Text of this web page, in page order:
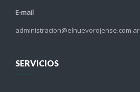
E-mail
administracion@elnuevorojense.com.ar
SERVICIOS